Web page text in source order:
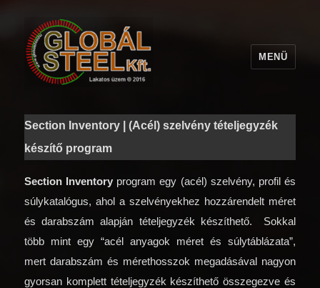
MENÜ
Section Inventory | (Acél) szelvény tételjegyzék
készítő program
Section Inventory program egy (acél) szelvény, profil és
súlykatalógus, ahol a szelvényekhez hozzárendelt méret
és darabszám alapján tételjegyzék készíthető. Sokkal
több mint egy “acél anyagok méret és súlytáblázata”,
mert darabszám és mérethosszok megadásával nagyon
gyorsan komplett tételjegyzék készíthető összegezve és